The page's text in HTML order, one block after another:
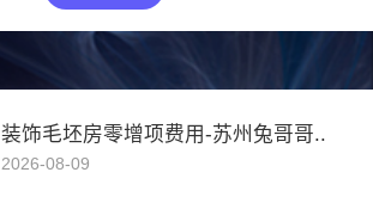
装饰毛坯房零增项费用-苏州兔哥哥..
2026-08-09